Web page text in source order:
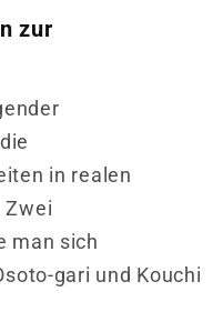
zur
in realen
Zwei
man sich
gari und Kouchi